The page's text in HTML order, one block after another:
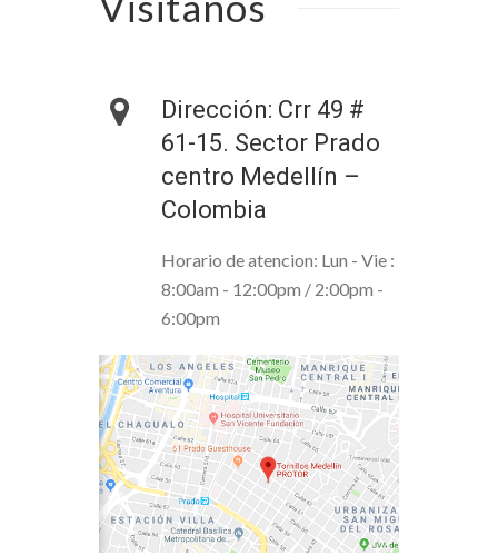
Dirección: Crr 49 #
61-15. Sector Prado
centro Medellín –
Colombia
Horario de atencion: Lun - Vie :
8:00am - 12:00pm / 2:00pm -
6:00pm